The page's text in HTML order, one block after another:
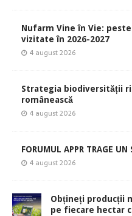
Nufarm Vine în Vie:
vizitate în 2026-2027
4 august 2026
Strategia biodiversității
românească
4 august 2026
FORUMUL APPR TRAGE
4 august 2026
Obțineți producții
pe fiecare hectar